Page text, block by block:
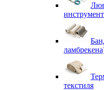
текстиля